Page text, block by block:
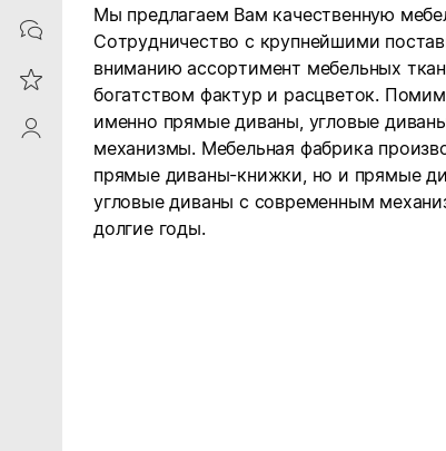
Contacts
Reviews
ProfileSaby
Мы предлагаем Вам качественную
Сотрудничество с крупнейшими
вниманию ассортимент мебельных
богатством фактур и расцветок.
именно прямые диваны, угловые
механизмы. Мебельная фабрика
прямые диваны-книжки, но и прямые
угловые диваны с современным
долгие годы.